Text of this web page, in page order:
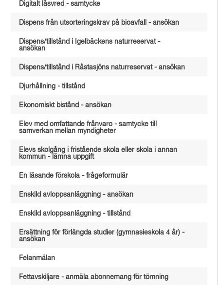
Digitalt låsvred - samtycke
Dispens från utsorteringskrav på bioavfall - ansökan
Dispens/tillstånd i Igelbäckens naturreservat -
ansökan
Dispens/tillstånd i Råstasjöns naturreservat - ansökan
Djurhållning - tillstånd
Ekonomiskt bistånd - ansökan
Elev med omfattande frånvaro - samtycke till
samverkan mellan myndigheter
Elevs skolgång i fristående skola eller skola i annan
kommun - lämna uppgift
En läsande förskola - frågeformulär
Enskild avloppsanläggning - ansökan
Enskild avloppsanläggning - tillstånd
Ersättning för förlängda studier (gymnasieskola 4 år) -
ansökan
Felanmälan
Fettavskiljare - anmäla abonnemang för tömning